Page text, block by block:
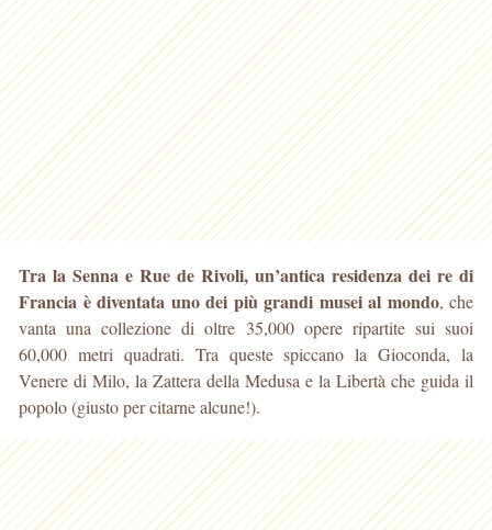
Tra la Senna e Rue de Rivoli, un’antica residenza dei re di
Francia è diventata uno dei più grandi musei al mondo, che
vanta una collezione di oltre 35,000 opere ripartitesui suoi
60,000 metri quadrati. Tra queste spiccano la Gioconda, la
Venere di Milo, la Zattera della Medusa e la Libertà che guida il
popolo (giusto per citarne alcune!).